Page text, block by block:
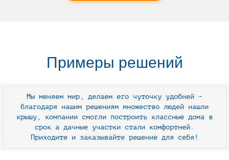
Примеры решений
Мы меняем мир, делаем его чуточку удобней -
благодаря нашим решениям множество людей нашли
крышу, компании смогли построить классные дома в
срок а дачные участки стали комфортней.
Приходите и заказывайте решение для себя!